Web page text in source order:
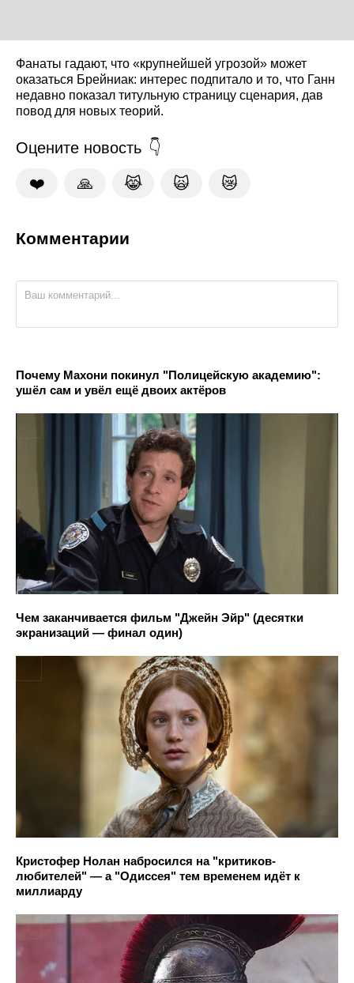
Фанаты гадают, что «крупнейшей угрозой» может
оказаться Брейниак: интерес подпитало и то, что Ганн
недавно показал титульную страницу сценария, дав
повод для новых теорий.
Оцените новость
❤️ 🙏 😹 🙀 😿
Комментарии
Почему Махони покинул "Полицейскую академию":
ушёл сам и увёл ещё двоих актёров
Чем заканчивается фильм "Джейн Эйр" (десятки
экранизаций — финал один)
Кристофер Нолан набросился на "критиков-
любителей" — а "Одиссея" тем временем идёт к
миллиарду